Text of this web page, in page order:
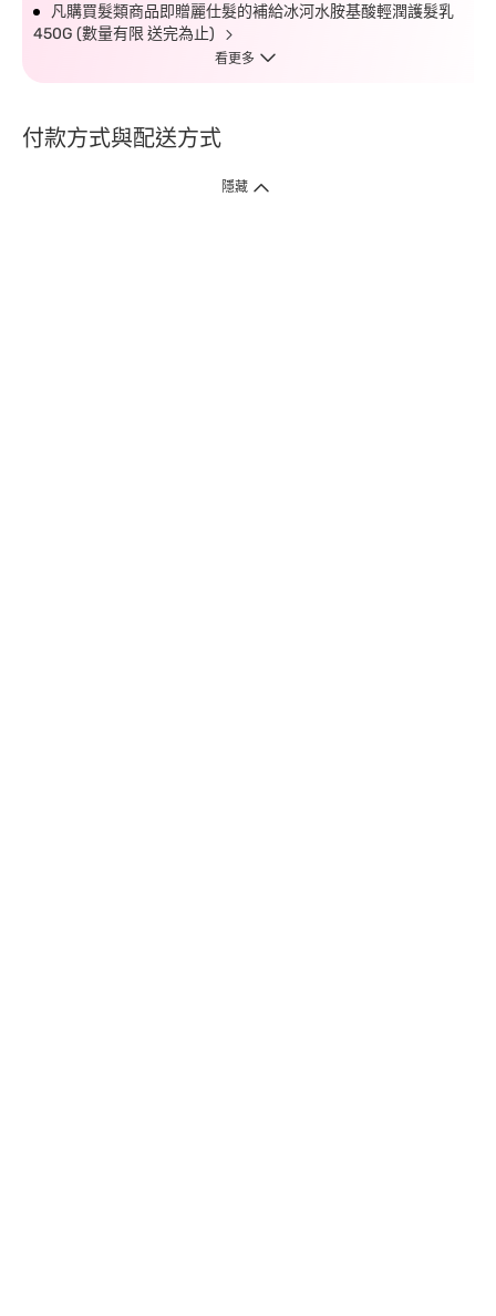
凡購買髮類商品即贈麗仕髮的補給冰河水胺基酸輕潤護髮乳
450G (數量有限 送完為止)
看更多
付款方式與配送方式
隱藏